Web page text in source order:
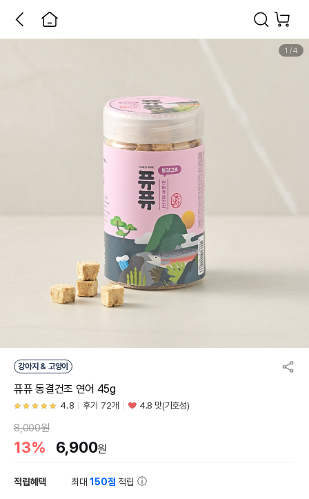
1 /4
강아지 & 고양이
퓨퓨 동결건조 연어 45g
4.8 후기 72개 4.8 맛(기호성)
8,000원
13% 6,900원
적립혜택 최대150점 적립